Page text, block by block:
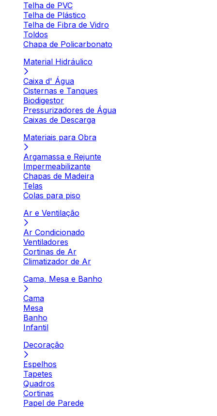
Telha de PVC
Telha de Plástico
Telha de Fibra de Vidro
Toldos
Chapa de Policarbonato
Material Hidráulico
Caixa d' Água
Cisternas e Tanques
Biodigestor
Pressurizadores de Água
Caixas de Descarga
Materiais para Obra
Argamassa e Rejunte
Impermeabilizante
Chapas de Madeira
Telas
Colas para piso
Ar e Ventilação
Ar Condicionado
Ventiladores
Cortinas de Ar
Climatizador de Ar
Cama, Mesa e Banho
Cama
Mesa
Banho
Infantil
Decoração
Espelhos
Tapetes
Quadros
Cortinas
Papel de Parede